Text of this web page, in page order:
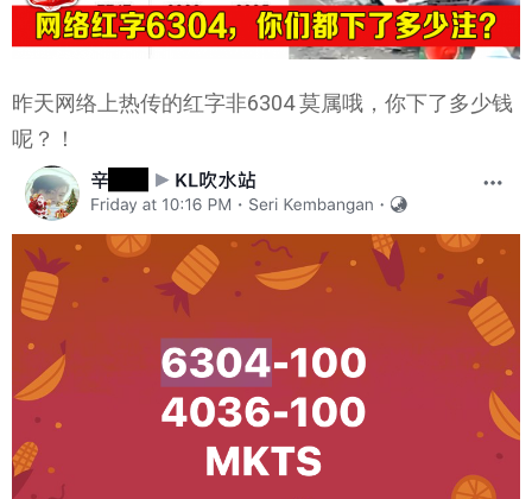
昨天网络上热传的红字非6304 莫属哦，你下了多少钱
呢？！